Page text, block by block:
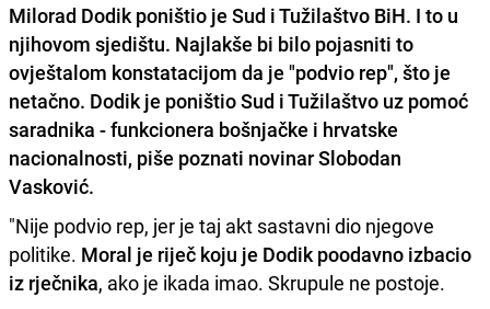
Milorad Dodik poništio je Sud i Tužilaštvo BiH. I to u
njihovom sjedištu. Najlakše bi bilo pojasniti to
ovještalom konstatacijom da je "podvio rep", što je
netačno. Dodik je poništio Sud i Tužilaštvo uz pomoć
saradnika - funkcionera bošnjačke i hrvatske
nacionalnosti, piše poznati novinar Slobodan
Vasković.
"Nije podvio rep, jer je taj akt sastavni dio njegove
politike. Moral je riječ koju je Dodik poodavno izbacio
iz rječnika, ako je ikada imao. Skrupule ne postoje.